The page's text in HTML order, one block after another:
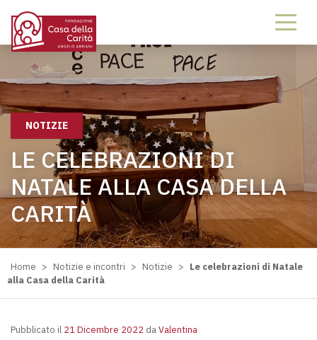
NOTIZIE
LE CELEBRAZIONI DI
NATALE ALLA CASA DELLA
CARITÀ
Home > Notizie e incontri > Notizie > Le celebrazioni di Natale
alla Casa della Carità
Pubblicato il 21 Dicembre 2022 daValentina